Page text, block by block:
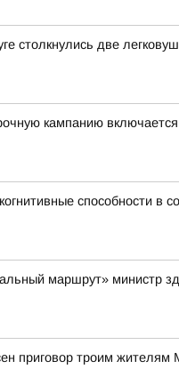
столкнулись две
кампанию
способности в
маршрут» министр
приговор троим жителям